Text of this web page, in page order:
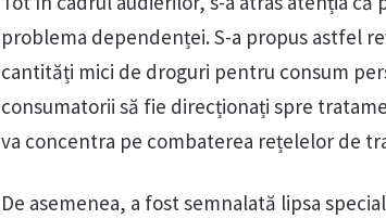
problema dependenței. S-a propus astfel
cantități mici de droguri pentru consum
consumatorii să fie direcționați spre
va concentra pe combaterea rețelelor de
De asemenea, a fost semnalată lipsa